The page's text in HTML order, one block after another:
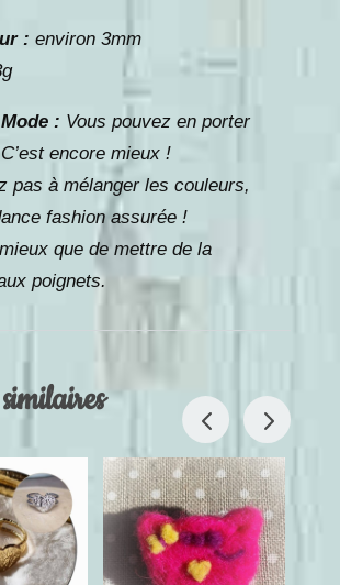
: environ 3mm
: Vous pouvez en porter
encore mieux !
pas à mélanger les couleurs,
fashion assurée !
que de mettre de la
poignets.